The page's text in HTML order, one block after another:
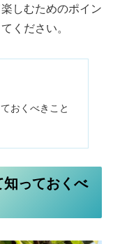
しむためのポイン
ください。
おくべきこと
っておくべ